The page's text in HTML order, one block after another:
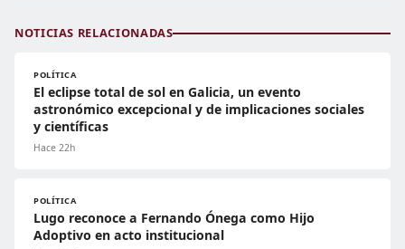
NOTICIAS RELACIONADAS
POLÍTICA
El eclipse total de sol en Galicia, un evento
astronómico excepcional y de implicaciones sociales
y científicas
Hace 22h
POLÍTICA
Lugo reconoce a Fernando Ónega como Hijo
Adoptivo en acto institucional